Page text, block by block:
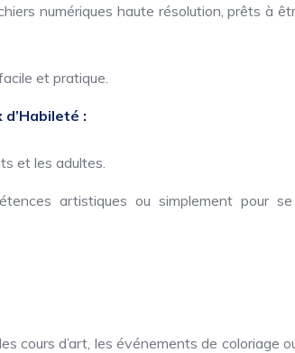
numériques haute résolution, prêts à
et pratique.
:
et les adultes.
artistiques ou simplement pour
cours d’art, les événements de coloriage